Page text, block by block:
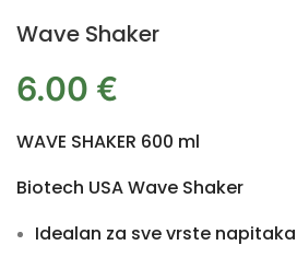
Wave Shaker
6.00 €
WAVE SHAKER 600 ml
Biotech USA Wave Shaker
Idealan za sve vrste napitaka